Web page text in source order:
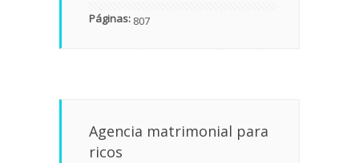
Páginas: 807
Agencia matrimonial para
ricos